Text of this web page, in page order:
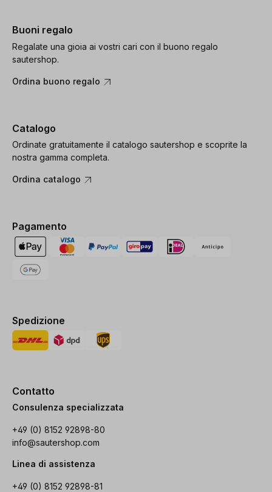
Buoni regalo
Regalate una gioia ai vostri cari con il buono regalo
sautershop.
Ordina buono regalo
Catalogo
Ordinate gratuitamente il catalogo sautershop e scoprite la
nostra gamma completa.
Ordina catalogo
Pagamento
Spedizione
Contatto
Consulenza specializzata
+49 (0) 8152 92898-80
info@sautershop.com
Linea di assistenza
+49 (0) 8152 92898-81